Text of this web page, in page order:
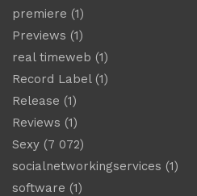
premiere (1)
Previews (1)
real timeweb (1)
Record Label(1)
Release (1)
Reviews (1)
Sexy (7 072)
socialnetworkingservices (1)
software (1)